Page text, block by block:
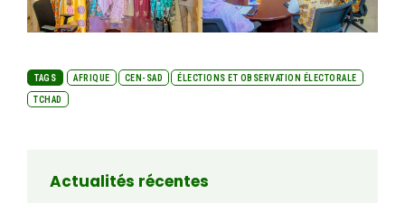
TAGS AFRIQUE CEN-SAD ÉLECTIONS ET OBSERVATION ÉLECTORALE
TCHAD
Actualités récentes